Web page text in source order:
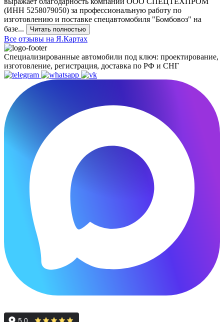
(ИНН 5258079050) за профессиональную работу по
изготовлению и поставке спецавтомобиля "Бомбовоз" на
базе...
Читать полностью
Все отзывы на Я.Картах
Специализированные автомобили под ключ: проектирование,
изготовление, регистрация, доставка по РФ и СНГ